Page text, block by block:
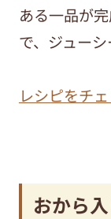
ある一品が
で、ジュー
レシピをチ
おから